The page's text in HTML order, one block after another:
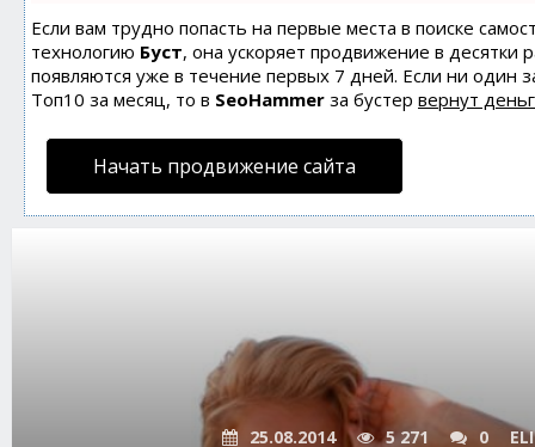
Если вам трудно попасть на первые места в поиске
технологию Буст, она ускоряет продвижение в десятки
появляются уже в течение первых 7 дней. Если ни один
Топ10 за месяц, то в SeoHammer за бустер вернут
Начать продвижение сайта
25.08.2014 5 271 0